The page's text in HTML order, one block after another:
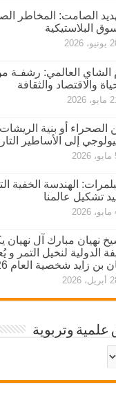
الصامت: المخاطر
البلاستيكية
2026
الشاي العالمي: رشفـة
والاقتصاد والثقافة
2026
الصحراء أو بنية
إلى الأساطير
الهندسة الخفية
تشكيل عالمنا
نهيان مبارك آل نهيان
الدولية لنخيل التمر
بن زايد شخصية العام 2026
2026
وتربوية